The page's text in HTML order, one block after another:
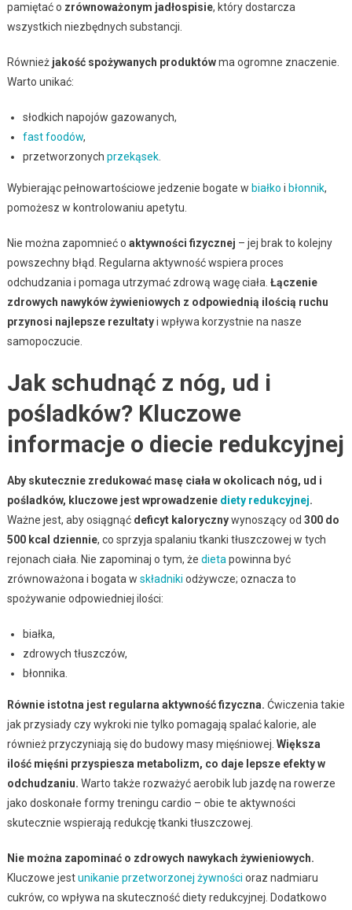
pamiętać o zrównoważonym jadłospisie, który dostarcza
wszystkich niezbędnych substancji.
Również jakość spożywanych produktówma ogromne znaczenie.
Warto unikać:
słodkich napojów gazowanych,
fast foodów,
przetworzonych przekąsek.
Wybierając pełnowartościowe jedzenie bogate w białko i błonnik,
pomożesz w kontrolowaniu apetytu.
Nie można zapomnieć o aktywności fizycznej – jej brak to kolejny
powszechny błąd. Regularna aktywność wspiera proces
odchudzania i pomaga utrzymać zdrową wagę ciała. Łączenie
zdrowych nawyków żywieniowych z odpowiednią ilością ruchu
przynosi najlepsze rezultatyi wpływa korzystnie na nasze
samopoczucie.
Jak schudnąć z nóg, ud i
pośladków? Kluczowe
informacje o diecie redukcyjnej
Aby skutecznie zredukować masę ciała w okolicach nóg, ud i
pośladków, kluczowe jest wprowadzenie diety redukcyjnej.
Ważne jest, aby osiągnąć deficyt kalorycznywynoszący od 300 do
500 kcal dziennie, co sprzyja spalaniu tkanki tłuszczowej w tych
rejonach ciała. Nie zapominaj o tym, że dieta powinna być
zrównoważona i bogata w składniki odżywcze; oznacza to
spożywanie odpowiedniej ilości:
białka,
zdrowych tłuszczów,
błonnika.
Równie istotna jest regularna aktywność fizyczna. Ćwiczenia takie
jak przysiady czy wykroki nie tylko pomagają spalać kalorie, ale
również przyczyniają się do budowy masy mięśniowej. Większa
ilość mięśni przyspiesza metabolizm, co daje lepsze efekty w
odchudzaniu. Warto także rozważyć aerobik lub jazdę na rowerze
jako doskonałe formy treningu cardio – obie te aktywności
skutecznie wspierają redukcję tkanki tłuszczowej.
Nie można zapominać o zdrowych nawykach żywieniowych.
Kluczowe jestunikanie przetworzonej żywności oraz nadmiaru
cukrów, co wpływa na skuteczność diety redukcyjnej. Dodatkowo